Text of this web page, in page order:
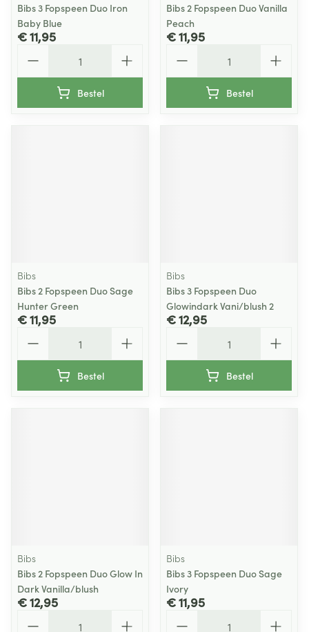
Bibs 3 Fopspeen Duo Iron
Baby Blue
€ 11,95
Bestel
Bibs 2 Fopspeen Duo Vanilla
Peach
€ 11,95
Bestel
Bibs
Bibs 2 Fopspeen Duo Sage
Hunter Green
€ 11,95
Bestel
Bibs
Bibs 3 Fopspeen Duo
Glowindark Vani/blush 2
€ 12,95
Bestel
Bibs
Bibs 2 Fopspeen Duo Glow In
Dark Vanilla/blush
€ 12,95
Bibs
Bibs 3 Fopspeen Duo Sage
Ivory
€ 11,95